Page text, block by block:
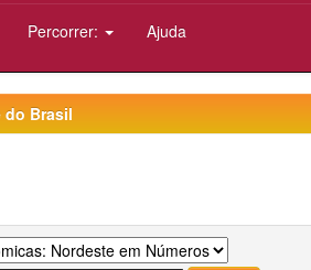
Percorrer: Ajuda
do Brasil